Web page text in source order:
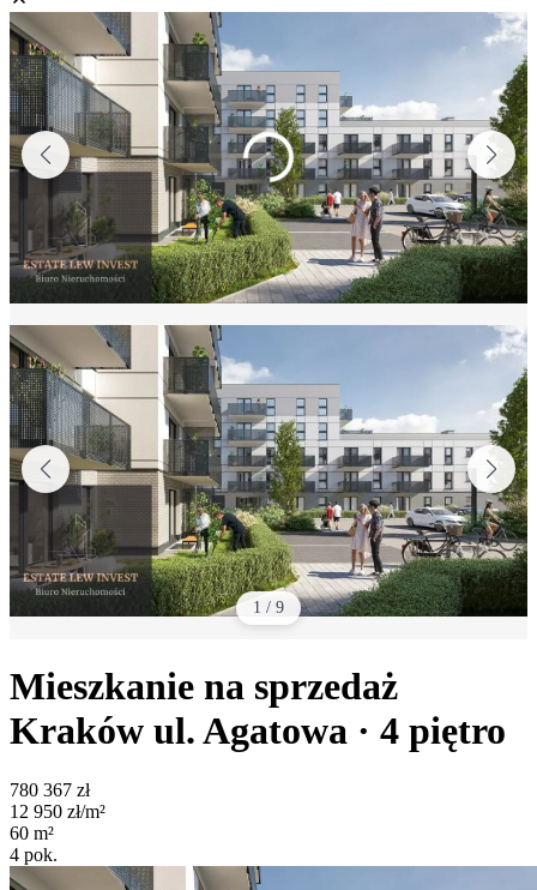
1 / 9
Mieszkanie na sprzedaż
Kraków ul. Agatowa · 4 piętro
780 367 zł
12 950 zł/m²
60 m²
4 pok.